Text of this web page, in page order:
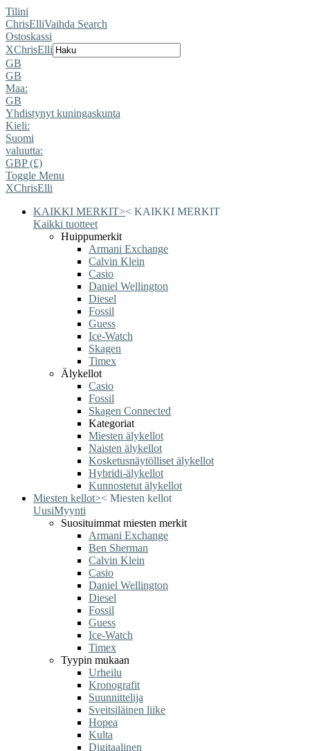
Tilini
ChrisElliVaihda Search
Ostoskassi
XChrisElli
GB
GB
Maa:
GB
Yhdistynyt kuningaskunta
Kieli:
Suomi
valuutta:
GBP (£)
Toggle Menu
XChrisElli
KAIKKI MERKIT>< KAIKKI MERKIT
Kaikki tuotteet
Huippumerkit
Armani Exchange
Calvin Klein
Casio
Daniel Wellington
Diesel
Fossil
Guess
Ice-Watch
Skagen
Timex
Älykellot
Casio
Fossil
Skagen Connected
Kategoriat
Miesten älykellot
Naisten älykellot
Kosketusnäytölliset älykellot
Hybridi-älykellot
Kunnostetut älykellot
Miesten kellot>< Miesten kellot
UusiMyynti
Suosituimmat miesten merkit
Armani Exchange
Ben Sherman
Calvin Klein
Casio
Daniel Wellington
Diesel
Fossil
Guess
Ice-Watch
Timex
Tyypin mukaan
Urheilu
Kronografit
Suunnittelija
Sveitsiläinen liike
Hopea
Kulta
Digitaalinen